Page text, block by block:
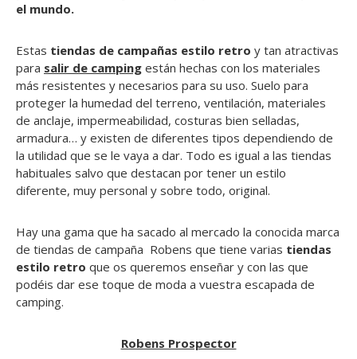
el mundo.
Estas tiendas de campañas estilo retro y tan atractivas
para salir de camping están hechas con los materiales
más resistentes y necesarios para su uso. Suelo para
proteger la humedad del terreno, ventilación, materiales
de anclaje, impermeabilidad, costuras bien selladas,
armadura… y existen de diferentes tipos dependiendo de
la utilidad que se le vaya a dar. Todo es igual a las tiendas
habituales salvo que destacan por tener un estilo
diferente, muy personal y sobre todo, original.
Hay una gama que ha sacado al mercado la conocida marca
de tiendas de campaña Robens que tiene varias tiendas
estilo retro que os queremos enseñar y con las que
podéis dar ese toque de moda a vuestra escapada de
camping.
Robens Prospector